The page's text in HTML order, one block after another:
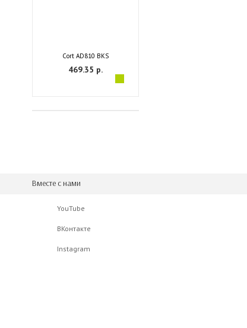
Cort AD810 BKS
469.35 р.
Вместе с нами
YouTube
ВКонтакте
Instagram